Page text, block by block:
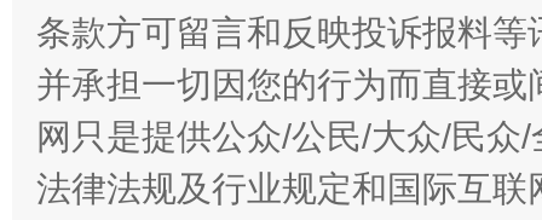
阿坝州三大球赛在茂县开幕 规模
条款方可留言和反映投诉报料
并承担一切因您的行为而直接
网只是提供公众/公民/大众/民
法律法规及行业规定和国际互